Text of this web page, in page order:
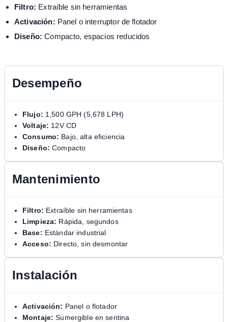
Filtro: Extraíble sin herramientas
Activación: Panel o interruptor de flotador
Diseño: Compacto, espacios reducidos
Desempeño
Flujo: 1,500 GPH (5,678 LPH)
Voltaje: 12V CD
Consumo: Bajo, alta eficiencia
Diseño: Compacto
Mantenimiento
Filtro: Extraíble sin herramientas
Limpieza: Rápida, segundos
Base: Estándar industrial
Acceso: Directo, sin desmontar
Instalación
Activación: Panel o flotador
Montaje: Sumergible en sentina